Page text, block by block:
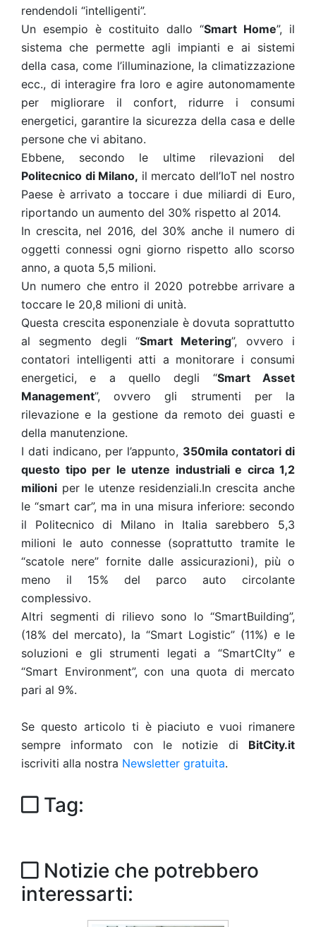
rendendoli “intelligenti”.
Un esempio è costituito dallo “Smart Home”, il
sistema che permette agli impianti e ai sistemi
della casa, come l’illuminazione, la climatizzazione
ecc., di interagire fra loro e agire autonomamente
per migliorare il confort, ridurre i consumi
energetici, garantire la sicurezza della casa e delle
persone che vi abitano.
Ebbene, secondo le ultime rilevazioni del
Politecnico di Milano, il mercato dell’IoT nel nostro
Paese è arrivato a toccare i due miliardi di Euro,
riportando un aumento del 30% rispetto al 2014.
In crescita, nel 2016, del 30% anche il numero di
oggetti connessi ogni giorno rispetto allo scorso
anno, a quota 5,5 milioni.
Un numero che entro il 2020 potrebbe arrivare a
toccare le 20,8 milioni di unità.
Questa crescita esponenziale è dovuta soprattutto
al segmento degli “Smart Metering”, ovvero i
contatori intelligenti atti a monitorare i consumi
energetici, e a quello degli “Smart Asset
Management”, ovvero gli strumenti per la
rilevazione e la gestione da remoto dei guasti e
della manutenzione.
I dati indicano, per l’appunto, 350mila contatori di
questo tipo per le utenze industriali e circa 1,2
milioni per le utenze residenziali.In crescita anche
le “smart car”, ma in una misura inferiore: secondo
il Politecnico di Milano in Italia sarebbero 5,3
milioni le auto connesse (soprattutto tramite le
“scatole nere” fornite dalle assicurazioni), più o
meno il 15% del parco auto circolante
complessivo.
Altri segmenti di rilievo sono lo “SmartBuilding”,
(18% del mercato), la “Smart Logistic” (11%) e le
soluzioni e gli strumenti legati a “SmartCIty” e
“Smart Environment”, con una quota di mercato
pari al 9%.
Se questo articolo ti è piaciuto e vuoi rimanere
sempre informato con le notizie di BitCity.it
iscriviti alla nostra Newsletter gratuita.
Tag:
Notizie che potrebbero
interessarti: